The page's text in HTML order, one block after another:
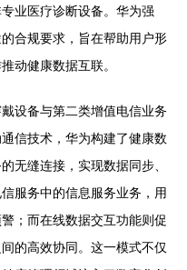
业医疗诊断设备。华为强
合规要求，旨在帮助用户形
动健康数据互联。
设备与第二类增值电信业务
信技术，华为构建了健康数
无缝连接，实现数据同步、
服务中的信息服务业务，用
；而在线数据交互功能则促
的高效协同。这一模式不仅